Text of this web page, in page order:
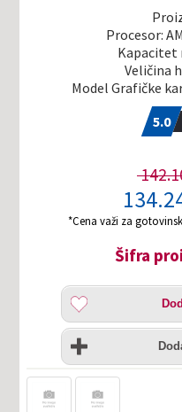
Procesor:
Kapacitet
Veličina
Model Grafičke
5.0
*Cena važi za
Šifra
Dodaj
listu
želja
Uporedi